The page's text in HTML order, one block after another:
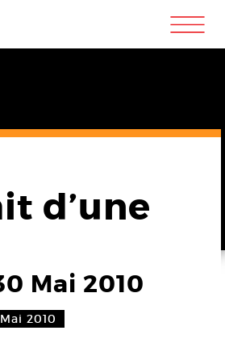
m
d’une
Mai 2010
2010